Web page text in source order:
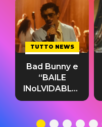
TUTTO NEWS
Bad Bunny e
“BAILE
INoLVIDABLE”:
testo,
significato